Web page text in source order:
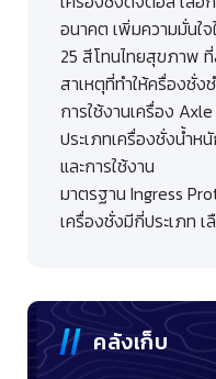
อนาคต เพิ่มความมั่นใ
25 สีโทนไทยสุขภาพ ที่
สาเหตุที่ทำให้ครื่องชั่ง
การใช้งานเครื่อง
ประเภทเครื่องชั่งน้ำห
และการใช้งาน
มาตรฐาน Ingress
เครื่องชั่งมีกี่ประเภท เ
คลังเก็บ